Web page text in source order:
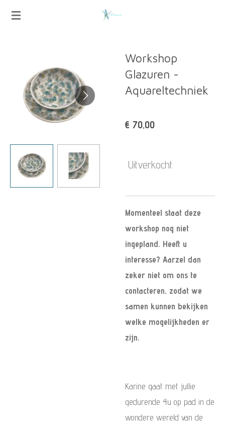
Ga
hoofdinhoud
Workshop
Glazuren -
Aquareltechniek
€ 70,00
Uitverkocht
Momenteel staat deze
workshop nog niet
ingepland. Heeft u
interesse? Aarzel dan
zeker niet om ons te
contacteren, zodat we
samen kunnen bekijken
welke mogelijkheden er
zijn.
Karine gaat met jullie
gedurende 4u op pad in de
wondere wereld van de